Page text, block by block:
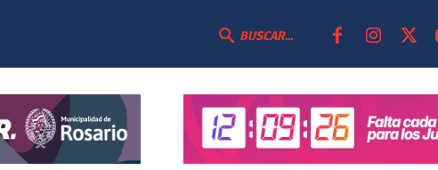
BUSCAR...